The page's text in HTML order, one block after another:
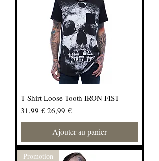
T-Shirt Loose Tooth IRON FIST
Prix original
31,99 € Prix promotionnel
26,99 €
Ajouter au panier
Promotion